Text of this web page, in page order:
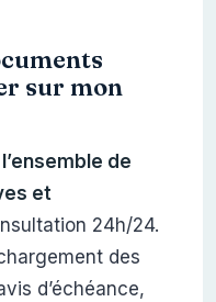
sur mon
de
et
24h/24.
des
d’échéance,